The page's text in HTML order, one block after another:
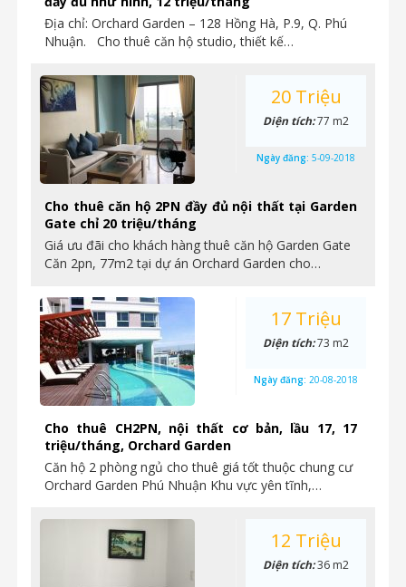
Địa chỉ: Orchard Garden – 128 Hồng Hà, P.9, Q. Phú
Nhuận. Cho thuê căn hộ studio, thiết kế…
Cho thuê căn hộ 2PN đầy đủ nội thất tại Garden
Gate chỉ 20 triệu/tháng
Giá ưu đãi cho khách hàng thuê căn hộ Garden Gate
Căn 2pn, 77m2 tại dự án Orchard Garden cho…
20 Triệu
Diện tích:77 m2
Ngày đăng: 5-09-2018
Cho thuê CH2PN, nội thất cơ bản, lầu 17, 17
triệu/tháng, Orchard Garden
Căn hộ 2 phòng ngủ cho thuê giá tốt thuộc chung cư
Orchard Garden Phú Nhuận Khu vực yên tĩnh,…
17 Triệu
Diện tích:73 m2
Ngày đăng: 20-08-2018
12 Triệu
Diện tích:36 m2